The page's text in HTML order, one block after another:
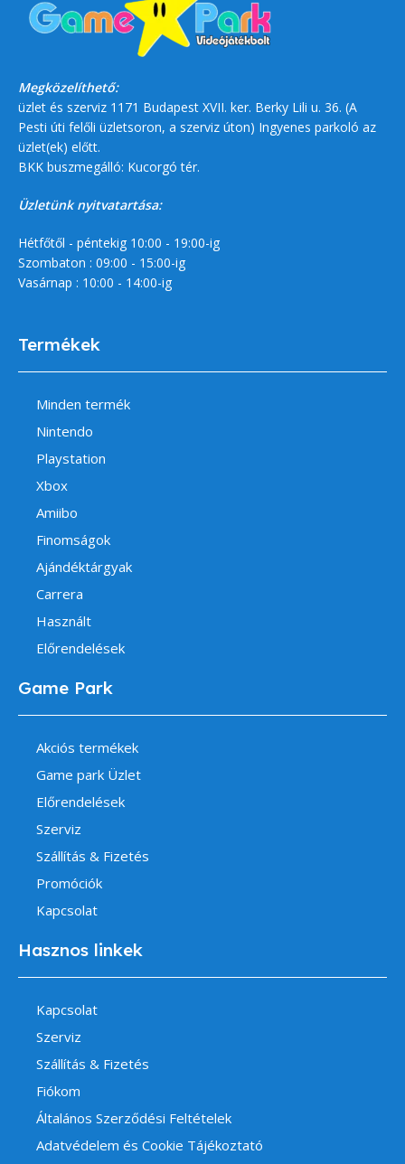
Megközelíthető:
üzlet és szerviz 1171 Budapest XVII. ker. Berky Lili u. 36. (A
Pesti úti felőli üzletsoron, a szerviz úton) Ingyenes parkoló az
üzlet(ek) előtt.
BKK buszmegálló: Kucorgó tér.
Üzletünk nyitvatartása:
Hétfőtől - péntekig 10:00 - 19:00-ig
Szombaton : 09:00 - 15:00-ig
Vasárnap : 10:00 - 14:00-ig
Termékek
Minden termék
Nintendo
Playstation
Xbox
Amiibo
Finomságok
Ajándéktárgyak
Carrera
Használt
Előrendelések
Game Park
Akciós termékek
Game park Üzlet
Előrendelések
Szerviz
Szállítás & Fizetés
Promóciók
Kapcsolat
Hasznos linkek
Kapcsolat
Szerviz
Szállítás & Fizetés
Fiókom
Általános Szerződési Feltételek
Adatvédelem és Cookie Tájékoztató